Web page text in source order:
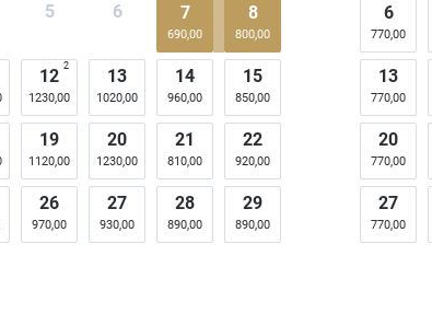
5 6 7
690,00
8
800,00
12
1230,00
2 13
1020,00
14
960,00
15
850,00
19
1120,00
20
1230,00
21
810,00
22
920,00
26
970,00
27
930,00
28
890,00
29
890,00
6
770,00
13
770,00
20
770,00
27
770,00